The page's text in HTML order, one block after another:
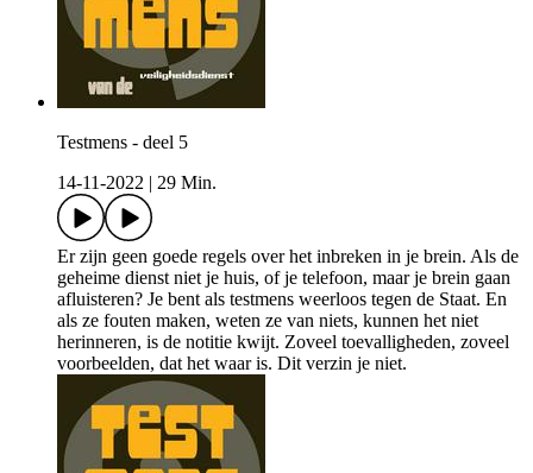
Testmens - deel 5
14-11-2022
29 Min.
Er zijn geen goede regels over het inbreken in je brein. Als de
geheime dienst niet je huis, of je telefoon, maar je brein gaan
afluisteren? Je bent als testmens weerloos tegen de Staat. En
als ze fouten maken, weten ze van niets, kunnen het niet
herinneren, is de notitie kwijt. Zoveel toevalligheden, zoveel
voorbeelden, dat het waar is. Dit verzin je niet.